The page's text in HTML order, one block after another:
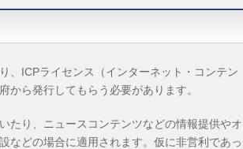
、ICPライセンス（インターネット・コンテン
から発行してもらう必要があります。
たり、ニュースコンテンツなどの情報提供やオ
などの場合に適用されます。仮に非営利であっ